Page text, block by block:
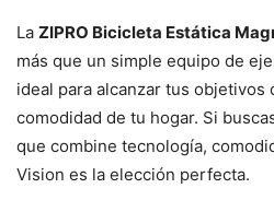
La ZIPRO Bicicleta Estática
más que un simple equipo de
ideal para alcanzar tus objetivos
comodidad de tu hogar. Si
que combine tecnología,
Vision es la elección perfecta.